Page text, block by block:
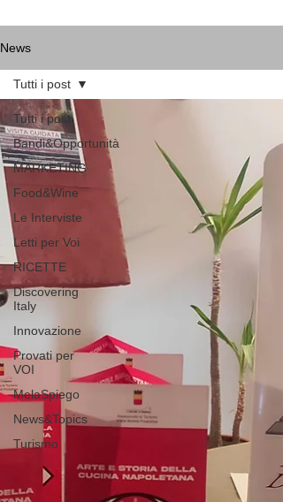
News
Tutti i post
Bandi&Opportunità
MARKETING
Food&Wine
Le Interviste
Letti per Voi
RICETTE
Discovering
Italy
Innovazione
Provati per
VOI
MelaSpiego
News&Topics
Turismo
Tutti i post